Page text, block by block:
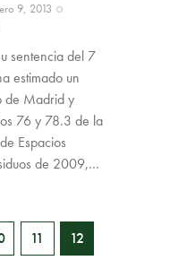
9, 2013
sentencia del 7
estimado un
de Madrid y
76 y 78.3 de la
Espacios
de 2009,…
11 12